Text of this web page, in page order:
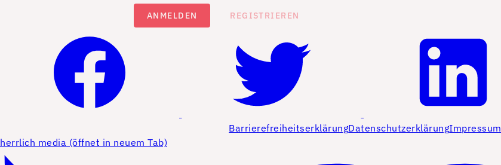
ANMELDEN REGISTRIEREN
BarrierefreiheitserklärungDatenschutzerklärungImpressum
herrlich media (öffnet in neuem Tab)